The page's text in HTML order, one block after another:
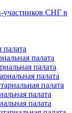
участников СНГ в
палата
палата
палата
палата
палата
палата
палата